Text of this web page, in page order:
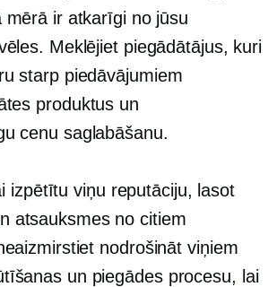
mērā ir atkarīgi no jūsu
Meklējiet piegādātājus, kuri
starp piedāvājumiem
produktus un
cenu saglabāšanu.
izpētītu viņu reputāciju, lasot
atsauksmes no citiem
nodrošināt viņiem
un piegādes procesu, lai